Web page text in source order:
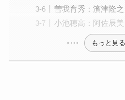
曽我育秀：濱津隆之
小池穂高：阿佐辰美
もっと見る